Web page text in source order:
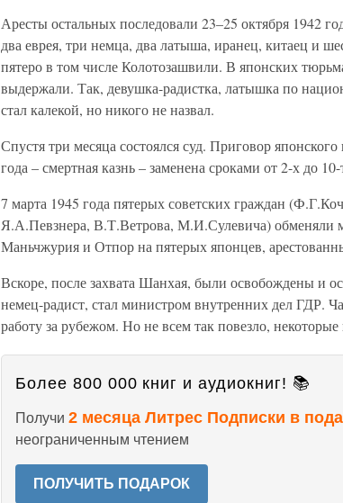
Аресты остальных последовали 23–25 октября 1942
два еврея, три немца, два латыша, иранец, китаец и
пятеро в том числе Колотозашвили. В японских
выдержали. Так, девушка-радистка, латышка по
стал калекой, но никого не назвал.
Спустя три месяца состоялся суд. Приговор
года – смертная казнь – заменена сроками от 2-х до
7 марта 1945 года пятерых советских граждан
Я.А.Певзнера, В.Т.Ветрова, М.И.Сулевича) обменяли
Маньчжурия и Отпор на пятерых японцев,
Вскоре, после захвата Шанхая, были освобождены и
немец-радист, стал министром внутренних дел ГДР.
работу за рубежом. Но не всем так повезло, некоторые
Более 800 000 книг и аудиокниг! 📚
Получи 2 месяца Литрес Подписки в
неограниченным чтением
ПОЛУЧИТЬ ПОДАРОК